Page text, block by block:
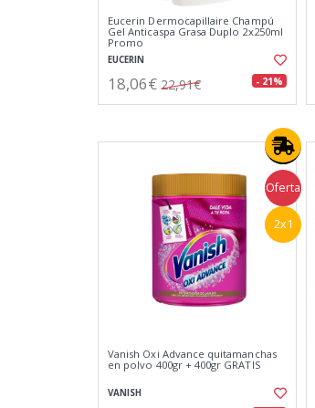
Eucerin Dermocapillaire Champú
Gel Anticaspa Grasa Duplo 2x250ml
Promo
EUCERIN
18,06€ 22,91€ - 21%
Oferta
2x1
Vanish Oxi Advance quitamanchas
en polvo 400gr + 400gr GRATIS
VANISH